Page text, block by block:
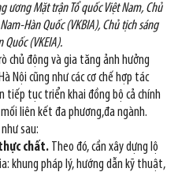
ương Mặt trận Tổ quốc Việt Nam, Chủ
Hàn Quốc (VKBIA), Chủ tịch sáng
(VKEIA).
chủ động và gia tăng ảnh hưởng
Nội cũng như các cơ chế hợp tác
tiếp tục triển khai đồng bộ cả chính
liên kết đa phương,đa ngành.
sau:
chất. Theo đó, cần xây dựng lộ
khung pháp lý, hướng dẫn kỹ thuật,